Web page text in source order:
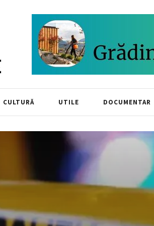
CULTURĂ UTILE DOCUMENTAR